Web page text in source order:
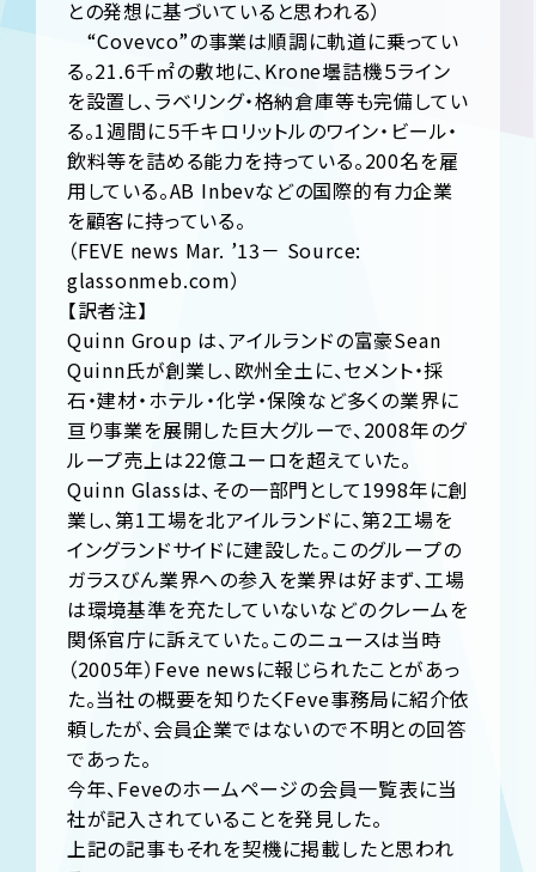
との発想に基づいていると思われる）
“Covevco”の事業は順調に軌道に乗ってい
る。21.6千㎡の敷地に、Krone壜詰機５ライン
を設置し、ラベリング・格納倉庫等も完備してい
る。1週間に５千キロリットルのワイン・ビール・
飲料等を詰める能力を持っている。200名を雇
用している。AB Inbevなどの国際的有力企業
を顧客に持っている。
（FEVE news Mar. ’13－ Source:
glassonmeb.com）
【訳者注】
Quinn Group は、アイルランドの富豪Sean
Quinn氏が創業し、欧州全土に、セメント・採
石・建材・ホテル・化学・保険など多くの業界に
亘り事業を展開した巨大グルーで、2008年のグ
ループ売上は22億ユーロを超えていた。
Quinn Glassは、その一部門として1998年に創
業し、第1工場を北アイルランドに、第2工場を
イングランドサイドに建設した。このグループの
ガラスびん業界への参入を業界は好まず、工場
は環境基準を充たしていないなどのクレームを
関係官庁に訴えていた。このニュースは当時
（2005年）Feve newsに報じられたことがあっ
た。当社の概要を知りたくFeve事務局に紹介依
頼したが、会員企業ではないので不明との回答
であった。
今年、Feveのホームページの会員一覧表に当
社が記入されていることを発見した。
上記の記事もそれを契機に掲載したと思われ